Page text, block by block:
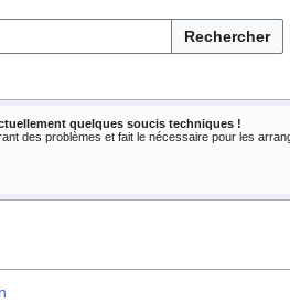
Rechercher
quelques soucis techniques !
des problèmes et fait le nécessaire pour les